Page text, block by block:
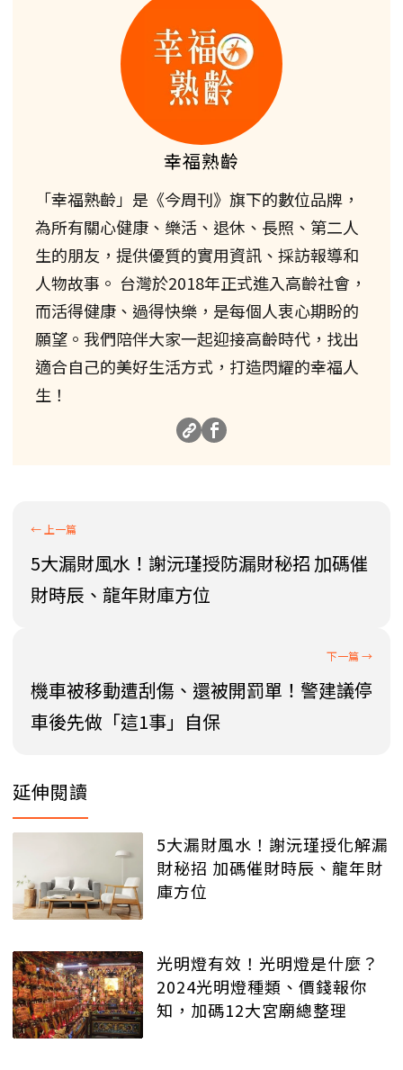
幸福熟齡
「幸福熟齡」是《今周刊》旗下的數位品牌，
為所有關心健康、樂活、退休、長照、第二人
生的朋友，提供優質的實用資訊、採訪報導和
人物故事。 台灣於2018年正式進入高齡社會，
而活得健康、過得快樂，是每個人衷心期盼的
願望。我們陪伴大家一起迎接高齡時代，找出
適合自己的美好生活方式，打造閃耀的幸福人
生！
5大漏財風水！謝沅瑾授防漏財秘招 加碼催
財時辰、龍年財庫方位
機車被移動遭刮傷、還被開罰單！警建議停
車後先做「這1事」自保
延伸閱讀
5大漏財風水！謝沅瑾授化解漏
財秘招 加碼催財時辰、龍年財
庫方位
光明燈有效！光明燈是什麼？
2024光明燈種類、價錢報你
知，加碼12大宮廟總整理